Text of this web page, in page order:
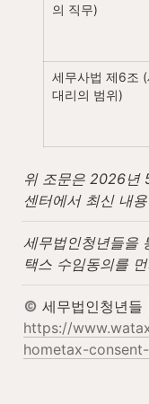
의 직무)
세무사법 제6조 (
대리의 범위)
위 조문은 2026년
센터에서 최신 내
세무법인청년들을
택스 수임동의를
https://
hometax-